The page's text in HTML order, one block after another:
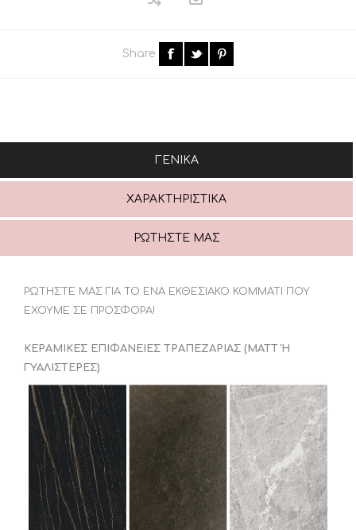
Share
ΓΕΝΙΚΆ
ΧΑΡΑΚΤΗΡΙΣΤΙΚΆ
ΡΩΤΉΣΤΕ ΜΑΣ
ΡΩΤΗΣΤΕ ΜΑΣ ΓΙΑ ΤΟ ΕΝΑ ΕΚΘΕΣΙΑΚΟ ΚΟΜΜΑΤΙ ΠΟΥ
ΕΧΟΥΜΕ ΣΕ ΠΡΟΣΦΟΡΑ!
ΚΕΡΑΜΙΚΕΣ ΕΠΙΦΑΝΕΙΕΣ ΤΡΑΠΕΖΑΡΙΑΣ (ΜΑΤΤ Ή
ΓΥΑΛΙΣΤΕΡΕΣ)